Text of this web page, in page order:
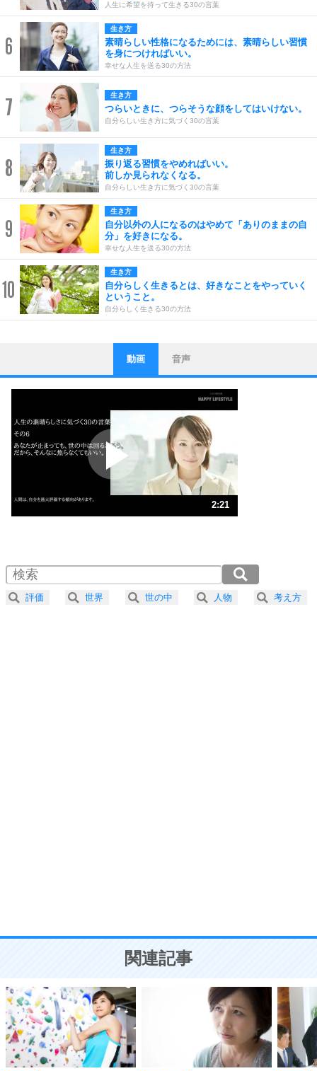
人生に希望を持って生きる30の言葉
6
生き方
素晴らしい性格になるためには、素晴らしい習慣
を身につければいい。
幸せな人生を送る30の方法
7 生き方
つらいときに、つらそうな顔をしてはいけない。
自分らしい生き方に気づく30の言葉
8
生き方
振り返る習慣をやめればいい。
前しか見られなくなる。
自分らしい生き方に気づく30の言葉
9
生き方
自分以外の人になるのはやめて「ありのままの自
分」を好きになる。
幸せな人生を送る30の方法
10
生き方
自分らしく生きるとは、好きなことをやっていく
ということ。
自分らしく生きる30の方法
1
ストレス対策
他人と比べない。
いっそのこと、他人を見ない。
いらいらしない人になる30の方法
ポジティブになれない原因は、行動しないから。
ポジティブ思考になる30の方法
ストレス対策
人生、なんとかなるもの。
気楽に生きる30の方法
4 器の大きい人は、怒りを優しさで表現する。
プラス思考
ことが大切。
動画 音声
2:21
2.0倍速 （277KB 1分10秒）
2.5倍速 （222KB 56秒）
3.0倍速 （185KB 47秒）
評価 世界 世の中 人物 考え方
関連記事